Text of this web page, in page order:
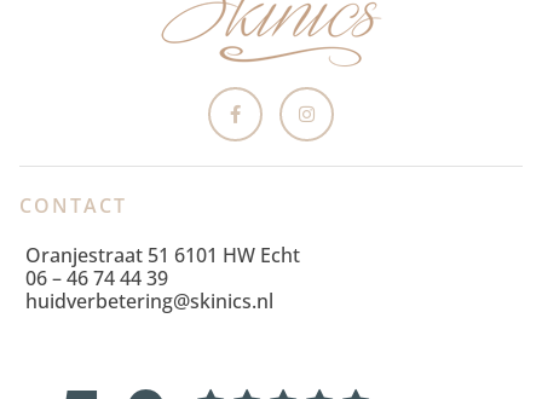
CONTACT
Oranjestraat 51 6101 HW Echt
06 – 46 74 44 39
huidverbetering@skinics.nl